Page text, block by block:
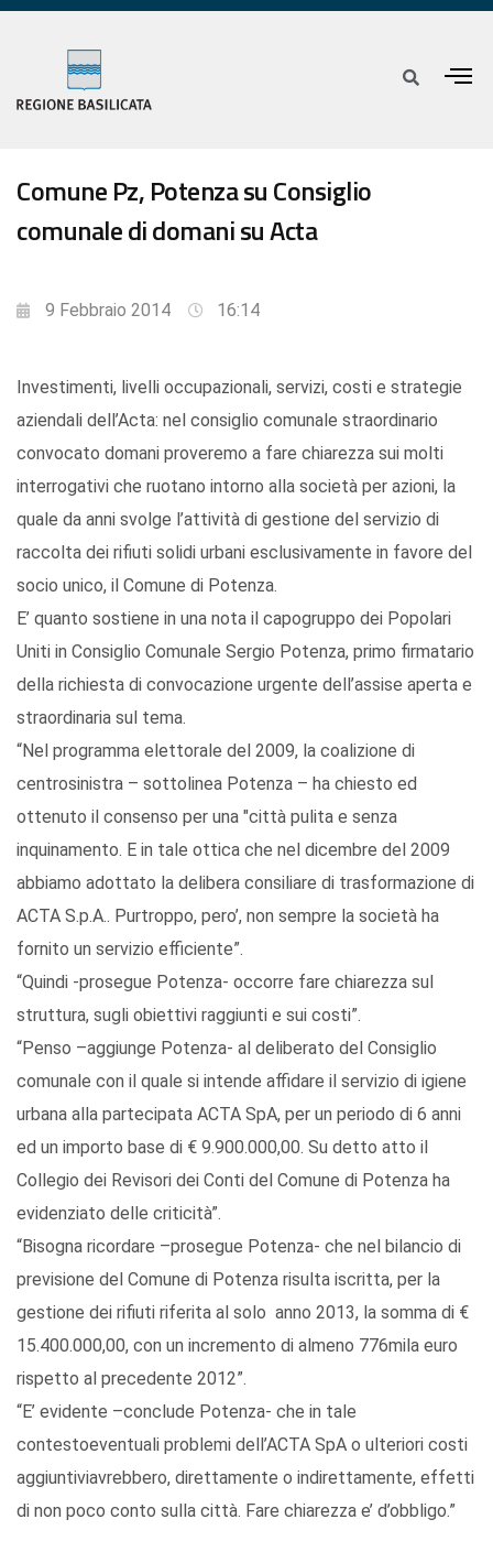
Comune Pz, Potenza su Consiglio
comunale di domani su Acta
9 Febbraio 2014 16:14
Investimenti, livelli occupazionali, servizi, costi e strategie
aziendali dell’Acta: nel consiglio comunale straordinario
convocato domani proveremo a fare chiarezza sui molti
interrogativi che ruotano intorno alla società per azioni, la
quale da anni svolge l’attività di gestione del servizio di
raccolta dei rifiuti solidi urbani esclusivamente in favore del
socio unico, il Comune di Potenza.
E’ quanto sostiene in una nota il capogruppo dei Popolari
Uniti in Consiglio Comunale Sergio Potenza, primo firmatario
della richiesta di convocazione urgente dell’assise aperta e
straordinaria sul tema.
“Nel programma elettorale del 2009, la coalizione di
centrosinistra – sottolinea Potenza – ha chiesto ed
ottenuto il consenso per una "città pulita e senza
inquinamento. E in tale ottica che nel dicembre del 2009
abbiamo adottato la delibera consiliare di trasformazione di
ACTA S.p.A.. Purtroppo, pero’, non sempre la società ha
fornito un servizio efficiente”.
“Quindi -prosegue Potenza- occorre fare chiarezza sul
struttura, sugli obiettivi raggiunti e sui costi”.
“Penso –aggiunge Potenza- al deliberato del Consiglio
comunale con il quale si intende affidare il servizio di igiene
urbana alla partecipata ACTA SpA, per un periodo di 6 anni
ed un importo base di € 9.900.000,00. Su detto atto il
Collegio dei Revisori dei Conti del Comune di Potenza ha
evidenziato delle criticità”.
“Bisogna ricordare –prosegue Potenza- che nel bilancio di
previsione del Comune di Potenza risulta iscritta, per la
gestione dei rifiuti riferita al solo anno 2013, la somma di €
15.400.000,00, con un incremento di almeno 776mila euro
rispetto al precedente 2012”.
“E’ evidente –conclude Potenza- che in tale
contestoeventuali problemi dell’ACTA SpA o ulteriori costi
aggiuntiviavrebbero, direttamente o indirettamente, effetti
di non poco conto sulla città. Fare chiarezza e’ d’obbligo.”